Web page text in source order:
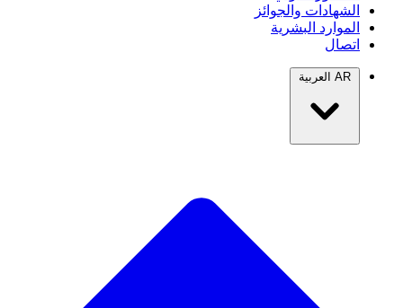
الشهادات والجوائز
الموارد البشرية
اتصال
AR العربية